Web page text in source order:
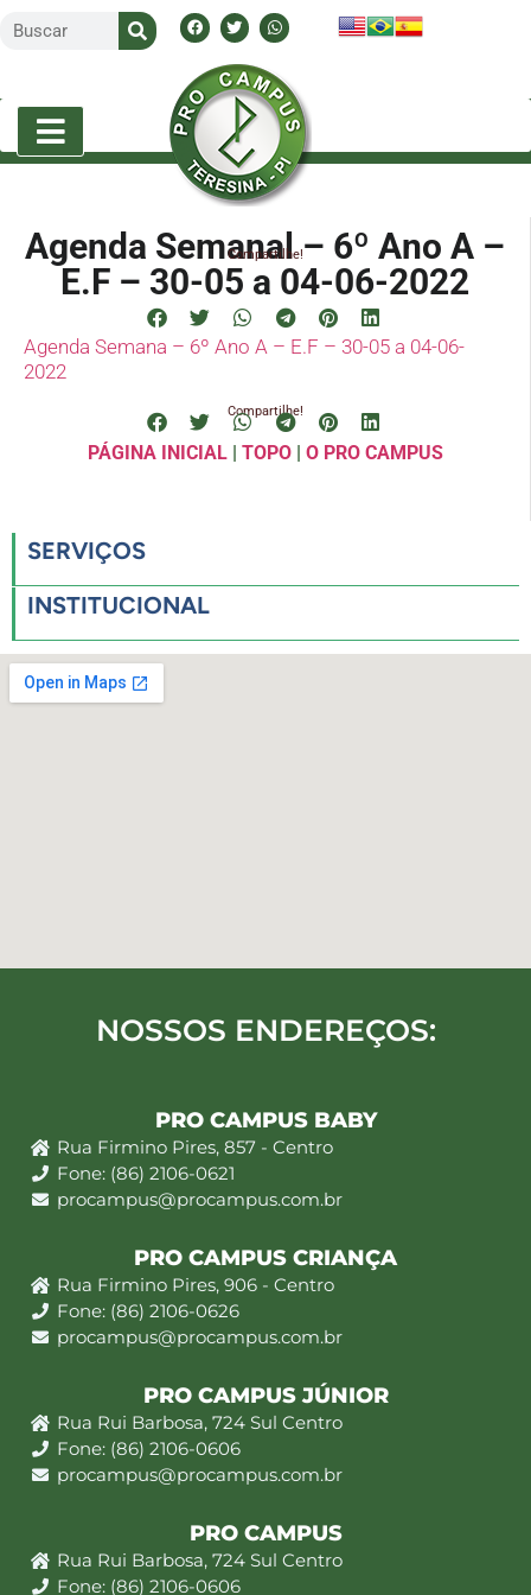
Agenda Semanal – 6º Ano A –
E.F – 30-05 a 04-06-2022
Compartilhe!
Agenda Semana – 6º Ano A – E.F – 30-05 a 04-06-
2022
Compartilhe!
PÁGINA INICIAL| TOPO| O PRO CAMPUS
SERVIÇOS
INSTITUCIONAL
NOSSOS ENDEREÇOS:
PRO CAMPUS BABY
Rua Firmino Pires, 857 - Centro
Fone: (86) 2106-0621
procampus@procampus.com.br
PRO CAMPUS CRIANÇA
Rua Firmino Pires, 906 - Centro
Fone: (86) 2106-0626
procampus@procampus.com.br
PRO CAMPUS JÚNIOR
Rua Rui Barbosa, 724 Sul Centro
Fone: (86) 2106-0606
procampus@procampus.com.br
PRO CAMPUS
Rua Rui Barbosa, 724 Sul Centro
Fone: (86) 2106-0606